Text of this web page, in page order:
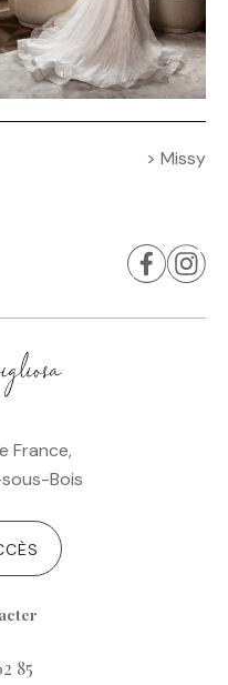
> Missy
France,
Bois
85